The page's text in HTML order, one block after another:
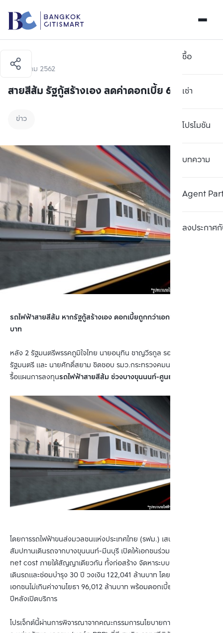
ซื้อ
เช่า
โปรโมชัน
บทความ
Agent
ลงประกาศกั
31 ตุลาคม 2562
สายสีส้ม รัฐกู้สร้างเอง ลดค่าดอกเบี้ย 6 พันล้าน
ข่าว
รถไฟฟ้าสายสีส้ม หากรัฐกู้สร้างเอง ดอกเบี้ยถูกกว่าเอกชน 6 พันล้าน
บาท
หลัง 2 รัฐมนตรีพรรคภูมิใจไทย นายอนุทิน ชาญวีรกูล รองนายก
รัฐมนตรี และ นายศักดิ์สยาม ชิดชอบ รมว.กระทรวงคมนาคม ออกมาจะ
รื้อแผนการลงทุนรถไฟฟ้าสายสีส้ม ช่วงบางขุนนนท์-ศูนย์วัฒนธรรม
โดยการรถไฟฟ้าขนส่งมวลชนแห่งประเทศไทย (รฟม.) เสนอจะพ่วง
สัมปทานเดินรถจากบางขุนนนท์-มีนบุรี เปิดให้เอกชนร่วมลงทุน PPP
net cost ภายใต้สัญญาเดียวกัน ทั้งก่อสร้าง จัดหาระบบ ขบวนรถ
เดินรถและซ่อมบำรุง 30 ปี วงเงิน 122,041 ล้านบาท โดยรัฐจ่ายคืน
เอกชนไม่เกินค่างานโยธา 96,012 ล้านบาท พร้อมดอกเบี้ย ระยะเวลา 10
ปีหลังเปิดบริการ
โปรเจ็กต์นี้ผ่านการพิจารณาจากคณะกรรมการนโยบายการร่วมลงทุน